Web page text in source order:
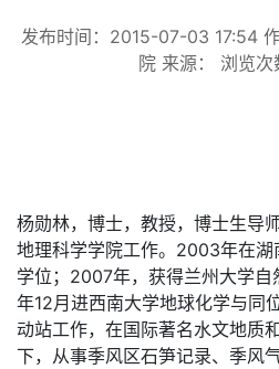
发布时间：2015-07-03 17:54
院 来源： 浏览次
杨勋林，博士，教授，博士生导
地理科学学院工作。2003年在
学位；2007年，获得兰州大学
年12月进西南大学地球化学与同
动站工作，在国际著名水文地质
下，从事季风区石笋记录、季风